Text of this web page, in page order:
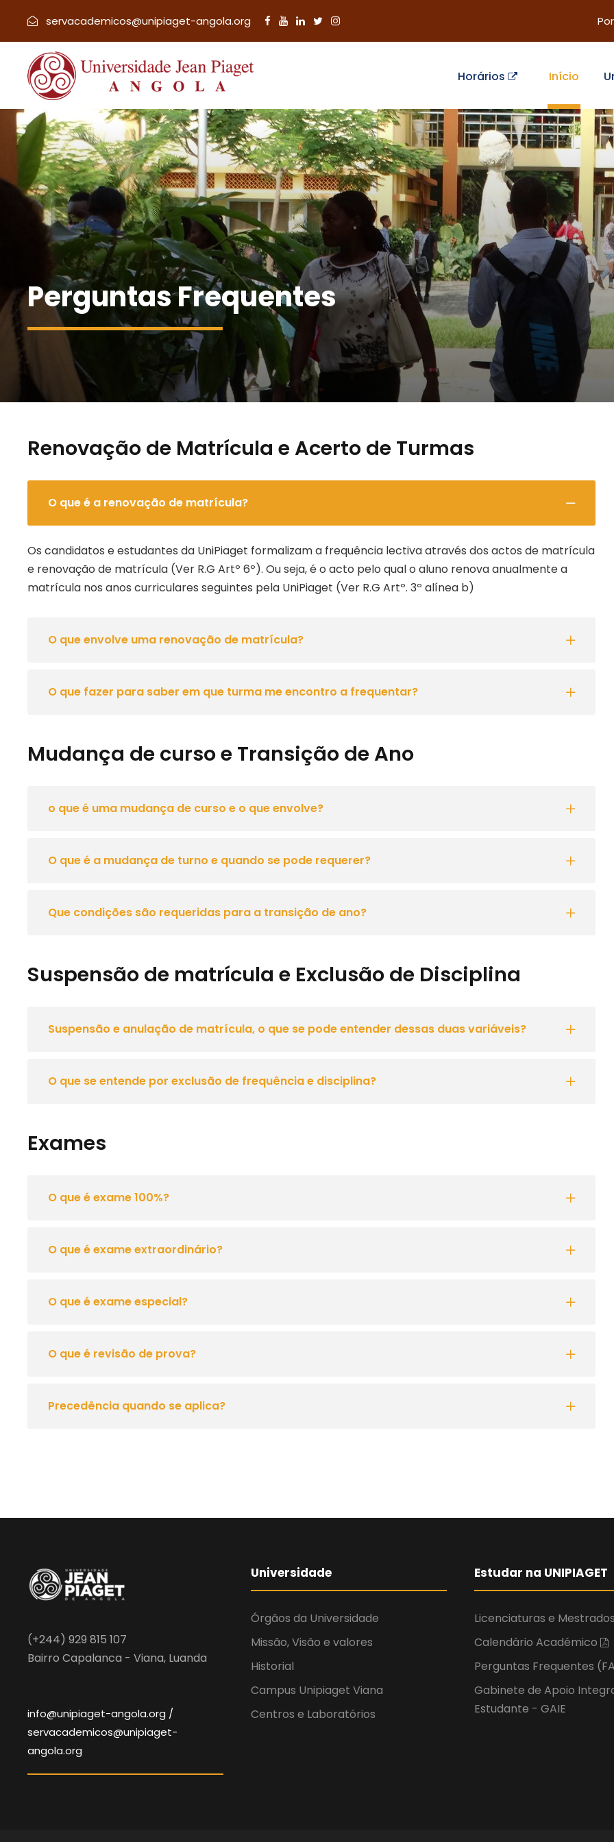
servacademicos@unipiaget-angola.org
Horários Início
Perguntas Frequentes
Renovação de Matrícula e Acerto de Turmas
O que é a renovação de matrícula?
Os candidatos e estudantes da UniPiaget formalizam a frequência lectiva através dos actos de matrícula
e renovação de matrícula (Ver R.G Artº 6º). Ou seja, é o acto pelo qual o aluno renova anualmente a
matrícula nos anos curriculares seguintes pela UniPiaget (Ver R.G Artº. 3º alínea b)
O que envolve uma renovação de matrícula?
O que fazer para saber em que turma me encontro a frequentar?
Mudança de curso e Transição de Ano
o que é uma mudança de curso e o que envolve?
O que é a mudança de turno e quando se pode requerer?
Que condições são requeridas para a transição de ano?
Suspensão de matrícula e Exclusão de Disciplina
Suspensão e anulação de matrícula, o que se pode entender dessas duas variáveis?
O que se entende por exclusão de frequência e disciplina?
Exames
O que é exame 100%?
O que é exame extraordinário?
O que é exame especial?
O que é revisão de prova?
Precedência quando se aplica?
(+244) 929 815 107
Bairro Capalanca - Viana, Luanda
info@unipiaget-angola.org /
servacademicos@unipiaget-
angola.org
Universidade
Órgãos da Universidade
Missão, Visão e valores
Historial
Campus Unipiaget Viana
Centros e Laboratórios
Estudar na UNIPIAGET
Licenciaturas e Mestrados
Calendário Académico
Perguntas Frequentes
Gabinete de Apoio
Estudante - GAIE